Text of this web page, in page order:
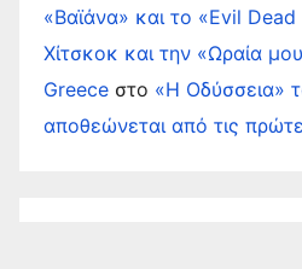
«Βαϊάνα» και το «Evil
Χίτσκοκ και την «Ωραία
Greece στο «Η Οδύσσεια»
αποθεώνεται από τις